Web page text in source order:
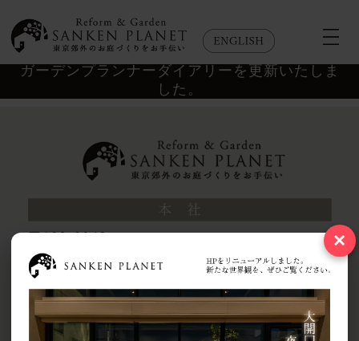
ガーデンプランナーダイアリーを更新いたしま
した。
Copyright © 2026 SANKEN PLANET Co.,Ltd. All rights reserved..
×